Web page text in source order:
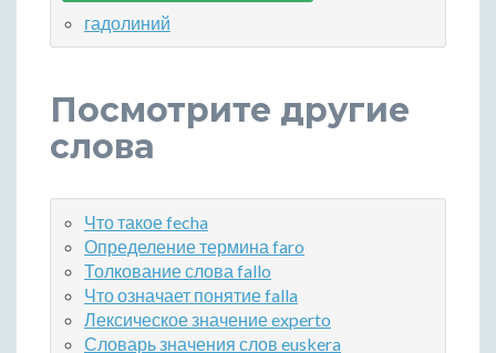
гадолиний
Посмотрите другие
слова
Что такое fecha
Определение термина faro
Толкование слова fallo
Что означает понятие falla
Лексическое значение experto
Словарь значения слов euskera